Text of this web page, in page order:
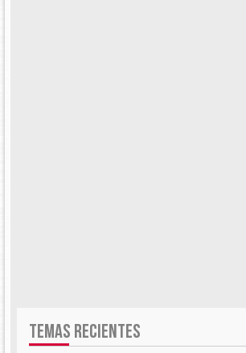
TEMAS RECIENTES